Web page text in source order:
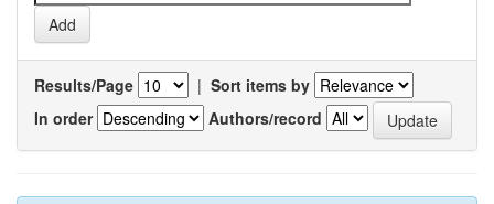
Results/Page | Sort items by
In order
Authors/record